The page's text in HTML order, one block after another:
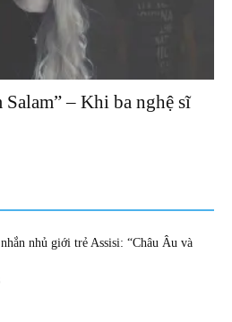
– Khi ba nghệ sĩ
nhủ giới trẻ Assisi: “Châu Âu và